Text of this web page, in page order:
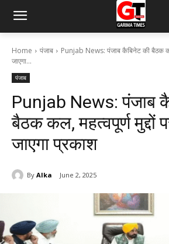
Home पंजाब
Punjab News: पंजाब कैबिनेट की बैठक कल,
जाएगा...
पंजाब
Punjab News: पंजाब
बैठक कल, महत्वपूर्ण मुद्दों
जाएगा प्रकाश
By Alka June 2, 2025